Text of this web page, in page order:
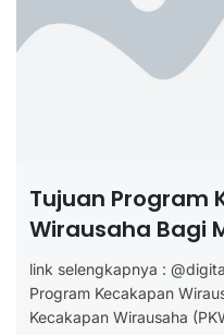
Tujuan Program
Wirausaha Bagi
link selengkapnya :
Program Kecakapan
Kecakapan Wirausaha